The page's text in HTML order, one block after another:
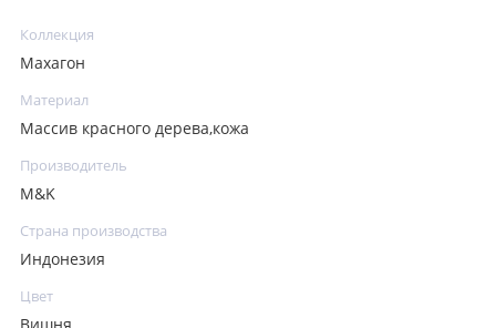
Коллекция
Махагон
Материал
Массив красного дерева,кожа
Производитель
M&K
Страна производства
Индонезия
Цвет